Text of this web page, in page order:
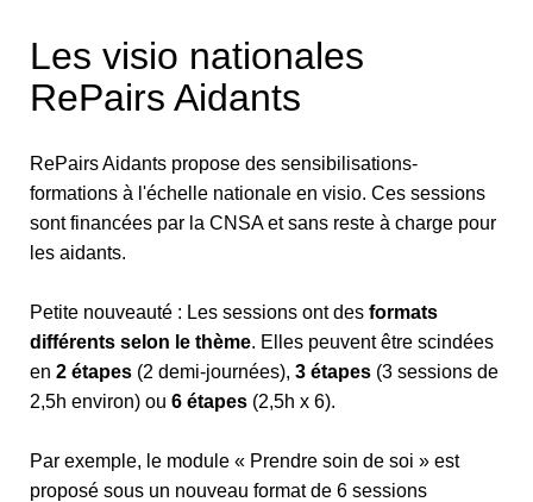
Les visio nationales
RePairs Aidants
RePairs Aidants propose des sensibilisations-
formations à l'échelle nationale en visio. Ces sessions
sont financées par la CNSA et sans reste à charge pour
les aidants.
Petite nouveauté : Les sessions ont des formats
différents selon le thème. Elles peuvent être scindées
en 2 étapes (2 demi-journées), 3 étapes (3 sessions de
2,5h environ) ou 6 étapes (2,5h x 6).
Par exemple, le module « Prendre soin de soi » est
proposé sous un nouveau format de 6 sessions